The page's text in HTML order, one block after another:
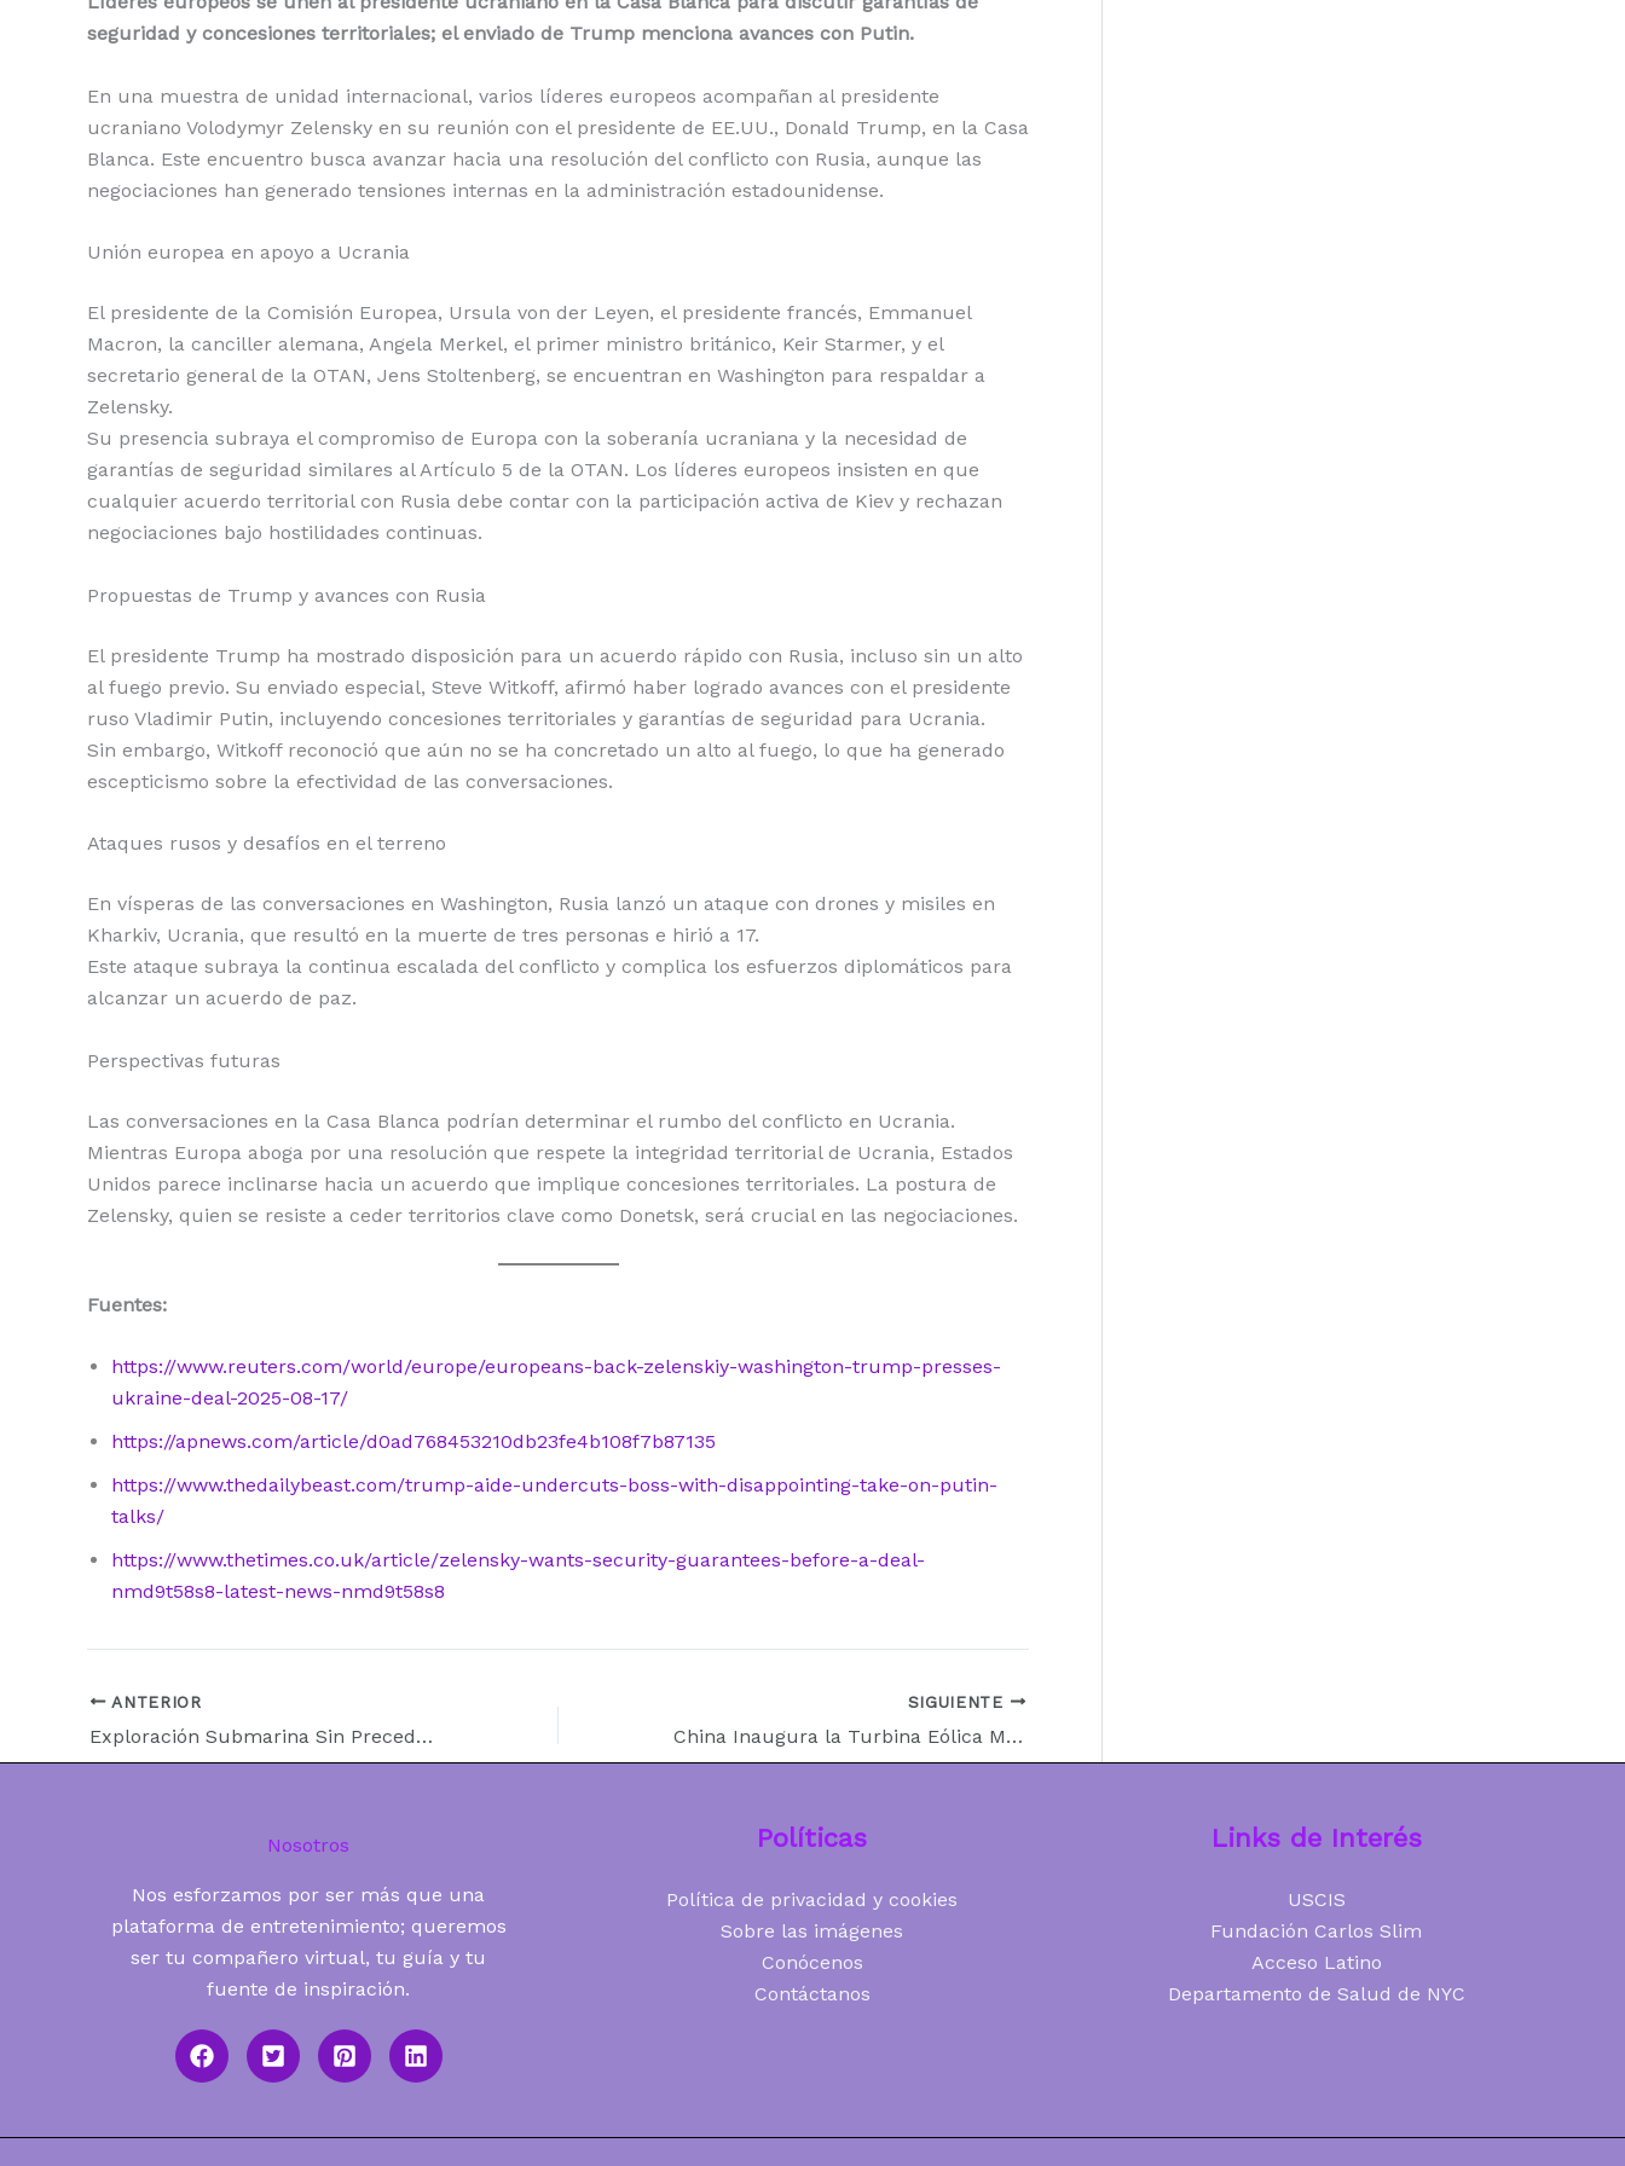
seguridad y concesiones territoriales; el enviado de Trump menciona avances con Putin.
En una muestra de unidad internacional, varios líderes europeos acompañan al presidente
ucraniano Volodymyr Zelensky en su reunión con el presidente de EE.UU., Donald Trump, en la Casa
Blanca. Este encuentro busca avanzar hacia una resolución del conflicto con Rusia, aunque las
negociaciones han generado tensiones internas en la administración estadounidense.
Unión europea en apoyo a Ucrania
El presidente de la Comisión Europea, Ursula von der Leyen, el presidente francés, Emmanuel
Macron, la canciller alemana, Angela Merkel, el primer ministro británico, Keir Starmer, y el
secretario general de la OTAN, Jens Stoltenberg, se encuentran en Washington para respaldar a
Zelensky.
Su presencia subraya el compromiso de Europa con la soberanía ucraniana y la necesidad de
garantías de seguridad similares al Artículo 5 de la OTAN. Los líderes europeos insisten en que
cualquier acuerdo territorial con Rusia debe contar con la participación activa de Kiev y rechazan
negociaciones bajo hostilidades continuas.
Propuestas de Trump y avances con Rusia
El presidente Trump ha mostrado disposición para un acuerdo rápido con Rusia, incluso sin un alto
al fuego previo. Su enviado especial, Steve Witkoff, afirmó haber logrado avances con el presidente
ruso Vladimir Putin, incluyendo concesiones territoriales y garantías de seguridad para Ucrania.
Sin embargo, Witkoff reconoció que aún no se ha concretado un alto al fuego, lo que ha generado
escepticismo sobre la efectividad de las conversaciones.
Ataques rusos y desafíos en el terreno
En vísperas de las conversaciones en Washington, Rusia lanzó un ataque con drones y misiles en
Kharkiv, Ucrania, que resultó en la muerte de tres personas e hirió a 17.
Este ataque subraya la continua escalada del conflicto y complica los esfuerzos diplomáticos para
alcanzar un acuerdo de paz.
Perspectivas futuras
Las conversaciones en la Casa Blanca podrían determinar el rumbo del conflicto en Ucrania.
Mientras Europa aboga por una resolución que respete la integridad territorial de Ucrania, Estados
Unidos parece inclinarse hacia un acuerdo que implique concesiones territoriales. La postura de
Zelensky, quien se resiste a ceder territorios clave como Donetsk, será crucial en las negociaciones.
Fuentes:
https://www.reuters.com/world/europe/europeans-back-zelenskiy-washington-trump-presses-
ukraine-deal-2025-08-17/
https://apnews.com/article/d0ad768453210db23fe4b108f7b87135
https://www.thedailybeast.com/trump-aide-undercuts-boss-with-disappointing-take-on-putin-
talks/
https://www.thetimes.co.uk/article/zelensky-wants-security-guarantees-before-a-deal-
nmd9t58s8-latest-news-nmd9t58s8
ANTERIOR
Exploración Submarina Sin Precedentes: Robot SuBastian Revela Maravillas Ocultas del Atlántico Sur
SIGUIENTE
China Inaugura la Turbina Eólica Marina Más Grande del Mundo: Innovación Energética y Riesgos Climáticos
Nosotros
Nos esforzamos por ser más que una
plataforma de entretenimiento; queremos
ser tu compañero virtual, tu guía y tu
fuente de inspiración.
Políticas
Política de privacidad y cookies
Sobre las imágenes
Conócenos
Contáctanos
Links de Interés
USCIS
Fundación Carlos Slim
Acceso Latino
Departamento de Salud de NYC